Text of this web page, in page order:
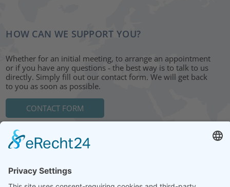
HOW CAN WE SUPPORT YOU?
Whether for an initial meeting, to arrange an appointment
or if you have any questions - the best way is to talk to us
directly. Simply fill out our contact form. We will get back
to you as soon as possible.
CONTACT FORM
Hohe Straße 11